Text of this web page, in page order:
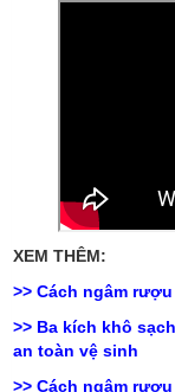
XEM THÊM:
>> Cách ngâm
>> Ba kích khô
an toàn vệ sinh
>> Cách ngâm